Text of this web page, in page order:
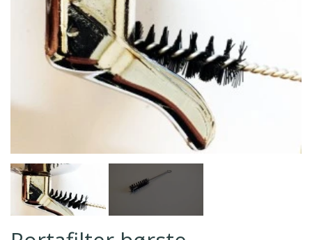
RENGØRING
KAFFE-FAQ